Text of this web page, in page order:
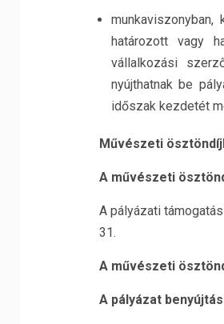
határozott vagy
vállalkozási
nyújthatnak be
időszak kezdetét
Művészeti
A művészeti
A pályázati
31.
A művészeti
A pályázat